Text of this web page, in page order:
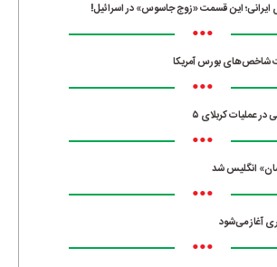
این قسمت «زوج جاسوس» در اسرائیل!
•••
شاخص‌های بورس آمریکا
•••
در عملیات کربلای ۵
•••
انگلیس شد
•••
آغاز می‌شود
•••